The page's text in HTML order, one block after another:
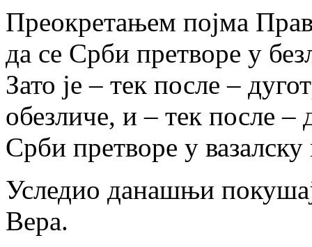
Преокретањем појма
да се Срби претворе у
Зато је – тек после –
обезличе, и – тек после –
Срби претворе у
Уследио данашњи
Вера.